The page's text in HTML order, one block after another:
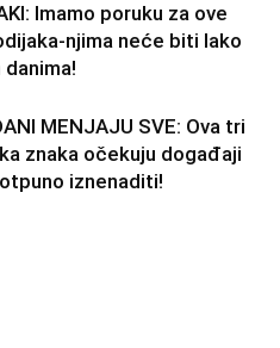
Imamo poruku za ove
njima neće biti lako
danima!
MENJAJU SVE: Ova tri
znaka očekuju događaji
iznenaditi!